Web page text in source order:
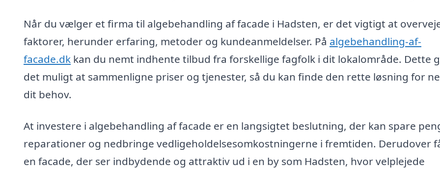
Når du vælger et firma til algebehandling af facade i Hadsten, er det vigtigt at
faktorer, herunder erfaring, metoder og kundeanmeldelser. På algebehandling-af-
facade.dk kan du nemt indhente tilbud fra forskellige fagfolk i dit lokalområde. Dette
det muligt at sammenligne priser og tjenester, så du kan finde den rette løsning for
dit behov.
At investere i algebehandling af facade er en langsigtet beslutning, der kan spare
reparationer og nedbringe vedligeholdelsesomkostningerne i fremtiden. Derudover
en facade, der ser indbydende og attraktiv ud i en by som Hadsten, hvor velplejede